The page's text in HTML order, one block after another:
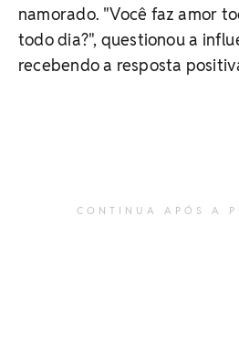
namorado. "Você faz amor
todo dia?", questionou a
recebendo a resposta
CONTINUA APÓS A